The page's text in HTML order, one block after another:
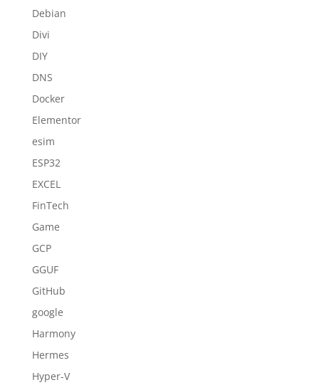
Debian
Divi
DIY
DNS
Docker
Elementor
esim
ESP32
EXCEL
FinTech
Game
GCP
GGUF
GitHub
google
Harmony
Hermes
Hyper-V